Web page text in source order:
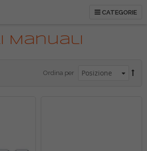
CATEGORIE
Manuali
Ordina per